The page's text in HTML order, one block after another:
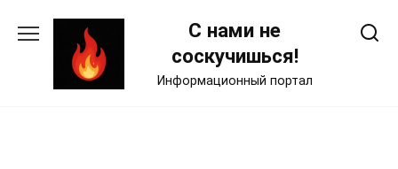
С нами не
соскучишься!
Информационный портал